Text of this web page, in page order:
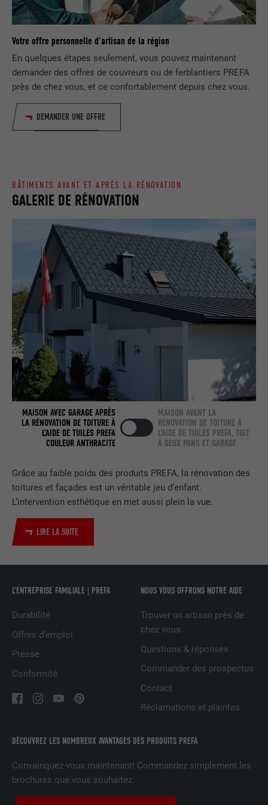
Votre offre personnelle d'artisan de la région
En quelques étapes seulement, vous pouvez maintenant
demander des offres de couvreurs ou de ferblantiers PREFA
près de chez vous, et ce confortablement depuis chez vous.
DEMANDER UNE OFFRE
Grâce au faible poids des produits PREFA, la rénovation des
toitures et façades est un véritable jeu d’enfant.
L’intervention esthétique en met aussi plein la vue.
LIRE LA SUITE
GALERIE DE RÉNOVATION
BÂTIMENTS AVANT ET APRÈS LA RÉNOVATION
MAISON AVEC GARAGE APRÈS
LA RÉNOVATION DE TOITURE À
L’AIDE DE TUILES PREFA
COULEUR ANTHRACITE
MAISON AVANT LA
RÉNOVATION DE TOITURE À
L’AIDE DE TUILES PREFA, TOIT
À DEUX PANS ET GARAGE
DÉCOUVREZ LES NOMBREUX AVANTAGES DES PRODUITS PREFA
Convainquez-vous maintenant! Commandez simplement les
brochures que vous souhaitez.
L’ENTREPRISE FAMILIALE | PREFA
Durabilité
Offres d’emploi
Presse
Conformité
NOUS VOUS OFFRONS NOTRE AIDE
Trouver un artisan près de
chez vous
Questions & réponses
Commander des prospectus
Contact
Réclamations et plaintes
EXPIRATION 1 jour
UTILITÉ
pour générer des données statistiques
sur la manière dont l'utilisateur utilise le
site Internet.
NOM _gaexp
UTILITÉ
Est placé afin de tester si le navigateur
autorise l'utilisation de cookies. Ne
contient aucun élément d'identification.
NOM lang
EXPIRATION Session
Enregistre la langue choisie par
l'utilisateur pour un site Internet.
FOURNISSEUR LinkedIn
UTILITÉ
Utilisé par LinkedIn lorsqu'un site
Internet contient une fenêtre « Suivez-
nous » intégrée.
NOM bcookie
FOURNISSEUR
EXPIRATION
UTILITÉ
Utilisé par le service de réseau social
LinkedIn pour suivre l'utilisation de
services intégrés.
FOURNISSEUR LinkedIn
EXPIRATION 2 ans
UTILITÉ
FOURNISSEUR
EXPIRATION
UTILITÉ
Est utilisé pour suivre l'utilisateur sur
la publicité adaptée aux préférences de
NOM lidc